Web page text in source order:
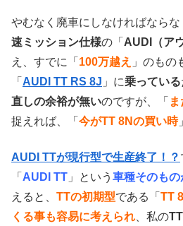
やむなく廃車にしなければならな
速ミッション仕様の「 AUDI（ア
え、すでに「 100万越え 」のもの
「 AUDI TT RS 8J 」に乗っている
直しの余裕が無いのですが、「
捉えれば、「 今がTT 8Nの買い時
AUDI TTが現行型で生産終了！？
「 AUDI TT 」という 車種そのも
えると、 TTの初期型である「 TT
くる事も容易に考えられ 、私の